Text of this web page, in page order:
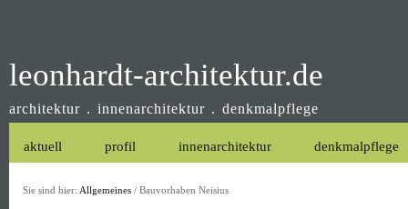
leonhardt-architektur.de
architektur . innenarchitektur . denkmalpflege
aktuell profil innenarchitektur denkmalpflege
Sie sind hier: Allgemeines / Bauvorhaben Neisius